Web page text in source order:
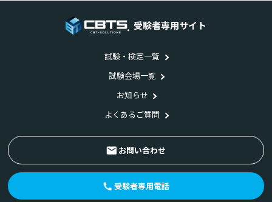
受験者専用サイト
試験・検定一覧
試験会場一覧
お知らせ
よくあるご質問
お問い合わせ
受験者専用電話